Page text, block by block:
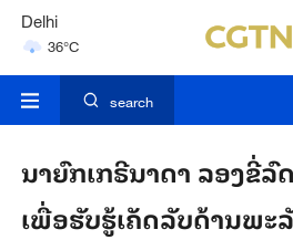
Hyderabad
42°C
Mumbai
search
ນາ​ຍົກເກຣີ​ນາ​ດາ ລອງຂີ່​ລົ
ເພື່ອ​ຮັບ​ຮູ້​ເຄັດ​ລັບ​ດ້ານພະ​